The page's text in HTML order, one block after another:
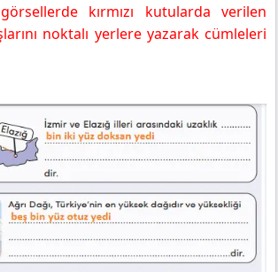
kırmızı kutularda verilen
noktalı yerlere yazarak cümleleri